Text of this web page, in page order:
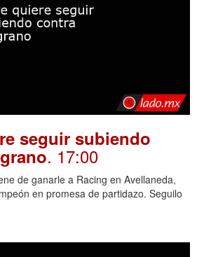
seguir subiendo
. 17:00
de ganarle a Racing en Avellaneda,
en promesa de partidazo. Seguilo